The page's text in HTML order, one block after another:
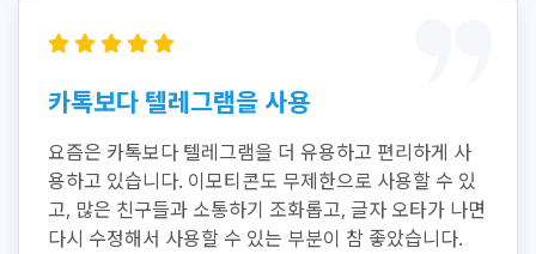
카톡보다 텔레그램을 사용
요즘은 카톡보다 텔레그램을 더 유용하고 편리하게 사
용하고 있습니다. 이모티콘도 무제한으로 사용할 수 있
고, 많은 친구들과 소통하기 조화롭고, 글자 오타가 나면
다시 수정해서 사용할 수 있는 부분이 참 좋았습니다.